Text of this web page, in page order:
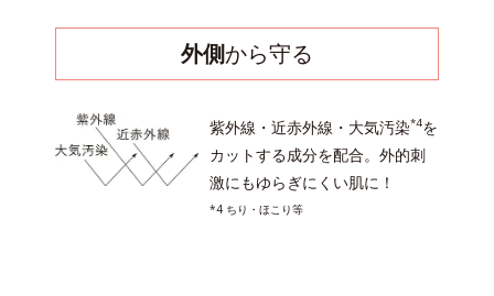
外側から守る
紫外線・近赤外線・大気汚染*4を
カットする成分を配合。外的刺
激にもゆらぎにくい肌に！
*4 ちり・ほこり等